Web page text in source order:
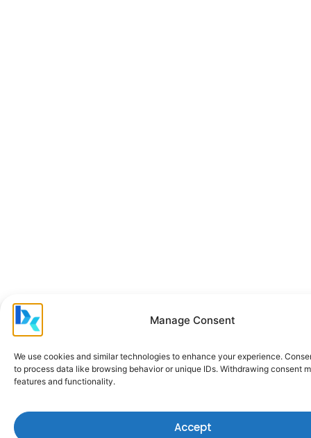
Manage Consent
We use cookies and similar technologies to enhance your experience.
to process data like browsing behavior or unique IDs. Withdrawing consent
features and functionality.
Accept